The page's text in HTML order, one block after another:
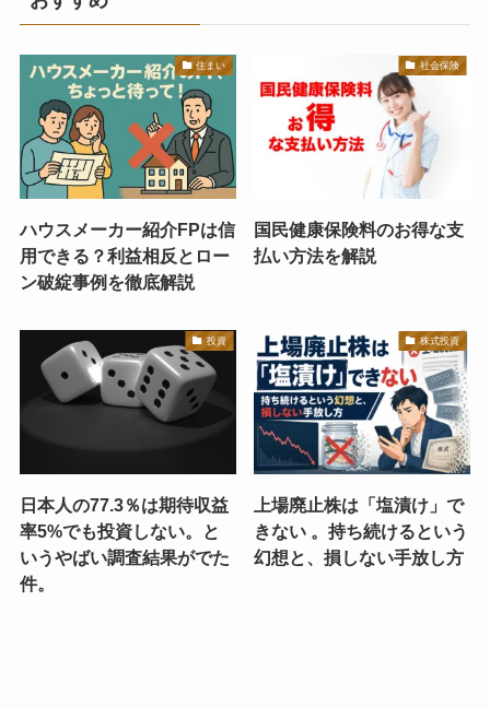
住まい
ハウスメーカー紹介FPは信
用できる？利益相反とロー
ン破綻事例を徹底解説
社会保険
国民健康保険料のお得な支
払い方法を解説
投資
日本人の77.3％は期待収益
率5%でも投資しない。と
いうやばい調査結果がでた
件。
株式投資
上場廃止株は「塩漬け」で
きない 。持ち続けるという
幻想と、損しない手放し方